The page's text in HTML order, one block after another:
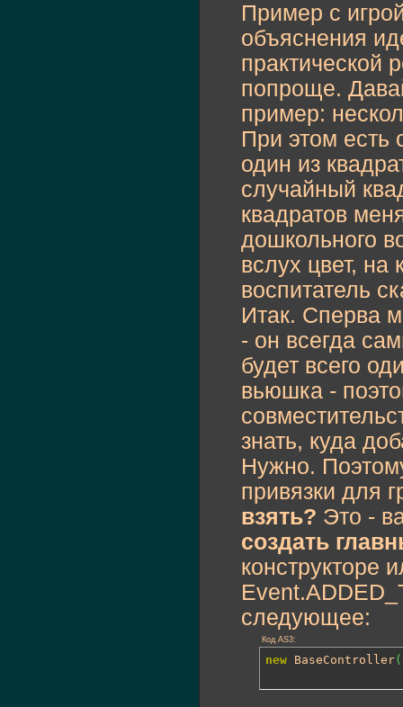
Пример с
объяснения
практической
попроще.
пример:
При этом есть
один из
случайный
квадратов
дошкольного
вслух цвет, на
воспитатель
Итак. Сперва
- он всегда
будет всего
вьюшка -
знать, куда
Нужно.
привязки для
взять? Это -
создать
конструкторе
следующее:
Код AS3:
new BaseController(